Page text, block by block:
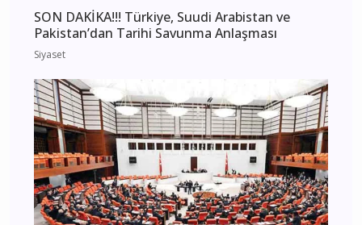
SON DAKİKA!!! Türkiye, Suudi Arabistan ve
Pakistan’dan Tarihi Savunma Anlaşması
Siyaset